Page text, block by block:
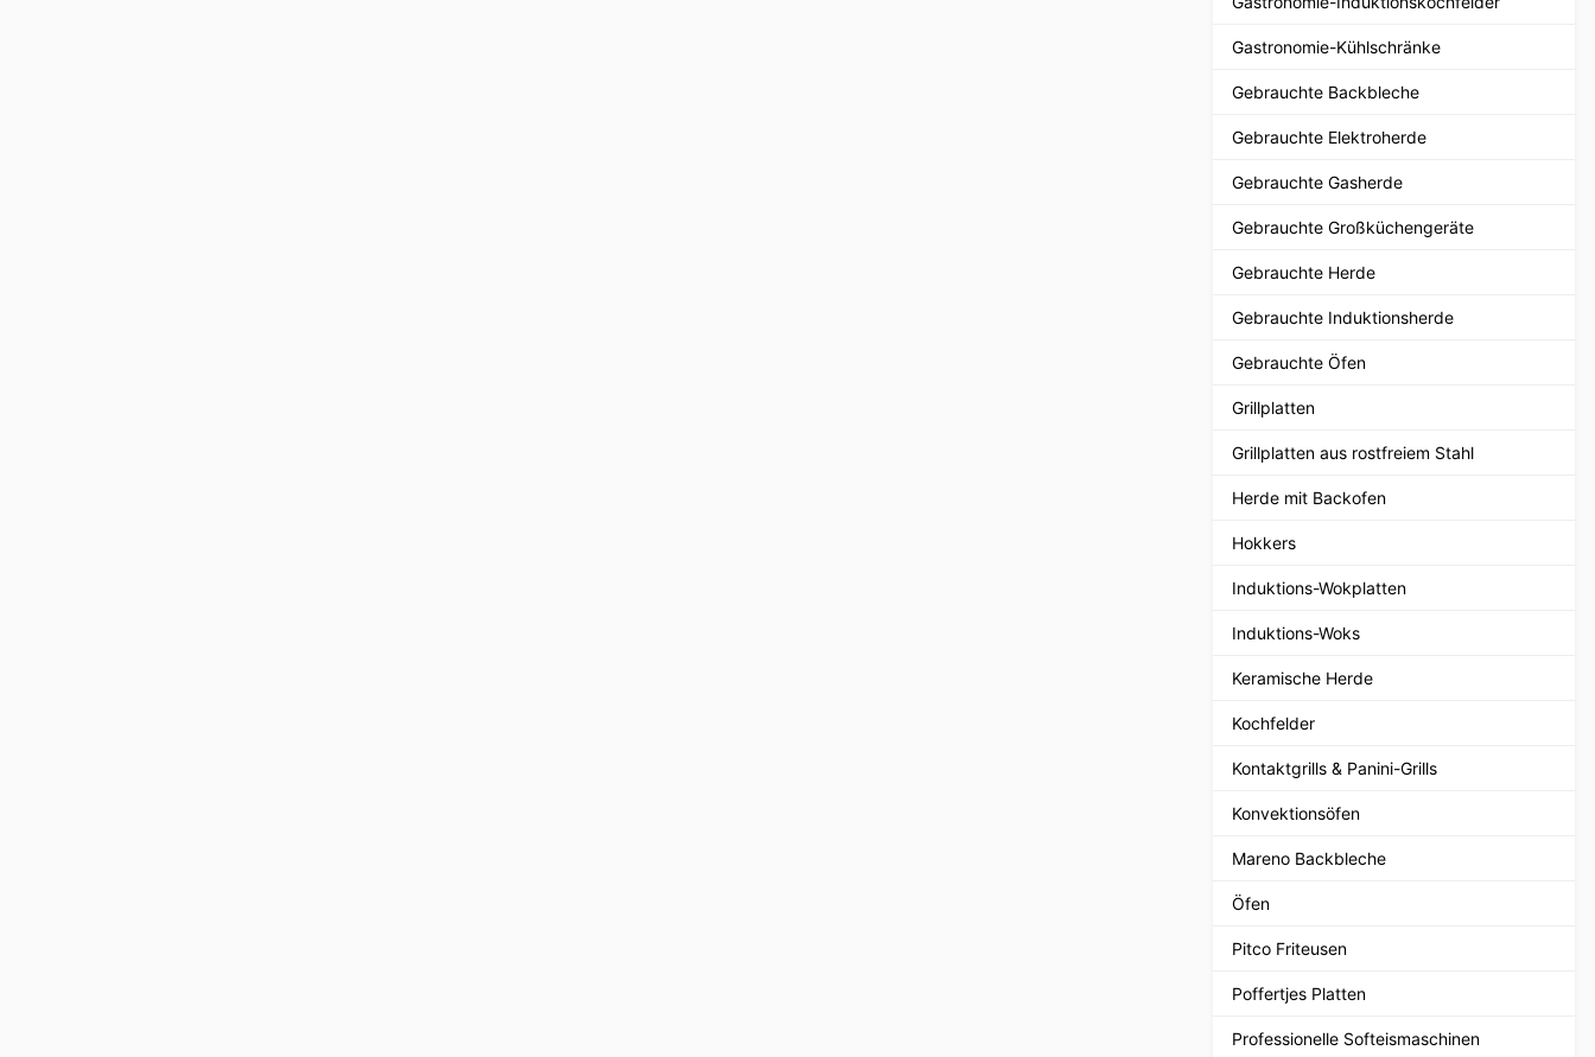
Gastronomie-Kühlschränke
Gebrauchte Backbleche
Gebrauchte Elektroherde
Gebrauchte Gasherde
Gebrauchte Großküchengeräte
Gebrauchte Herde
Gebrauchte Induktionsherde
Gebrauchte Öfen
Grillplatten
Grillplatten aus rostfreiem Stahl
Herde mit Backofen
Hokkers
Induktions-Wokplatten
Induktions-Woks
Keramische Herde
Kochfelder
Kontaktgrills & Panini-Grills
Konvektionsöfen
Mareno Backbleche
Öfen
Pitco Friteusen
Poffertjes Platten
Professionelle Softeismaschinen